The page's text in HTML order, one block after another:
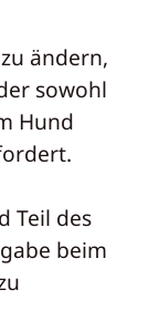
ändern,
sowohl
Hund
Teil des
beim